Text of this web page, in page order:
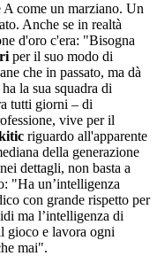
A come un marziano. Un
Anche se in realtà
d'oro c'era: "Bisogna
per il suo modo di
che in passato, ma dà
la sua squadra di
tutti giorni – di
vive per il
riguardo all'apparente
della generazione
dettagli, non basta a
"Ha un’intelligenza
con grande rispetto per
ma l’intelligenza di
gioco e lavora ogni
mai".